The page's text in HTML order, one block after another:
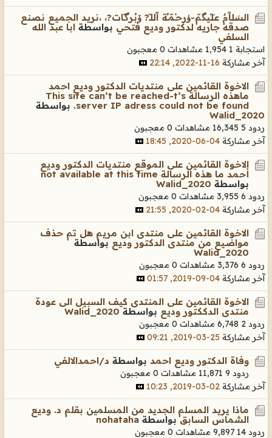
السَلٱمٌ عـَلـْيگمّ-ۈرحـْمّـٌة ٱللـّ? ﯙبُرگـّات?، ،نريد الجميع نصنع
صدقه جاريه لدكتور وديع فتحي بواسطة ابا عبد الله
السلفي
استجابة 1 1,954 مشاهدات
0 معجبون
آخر مشاركة 16-11-2022, 22:14
الاخوة القائمين على منتديات الدكتور وديع احمد
ماهذه الرسالة This site can’t be reached-t’s
server IP adress could not be found. بواسطة
Walid_2020
ردود 5 16,345 مشاهدات
0 معجبون
آخر مشاركة 04-06-2020, 18:45
الاخوة القائمين على الموقع منتديات الدكتور وديع
أحمد ما هذه الرسالة not available at this time
بواسطة Walid_2020
ردود 6 3,955 مشاهدات
0 معجبون
آخر مشاركة 04-02-2020, 21:55
الاخوة القائمين على منتدى ابن مريم هل تم حذف
مواضيع من منتدى الدكتور وديع بواسطة
Walid_2020
ردود 6 3,376 مشاهدات
0 معجبون
آخر مشاركة 04-09-2019, 01:57
الاخوة القائمين على المنتدى كيف السبيل الى عودة
منتدى الدككتور وديع بواسطةWalid_2020
ردود 2 6,748 مشاهدات
0 معجبون
آخر مشاركة 25-03-2019, 09:21
وفاة الدكتور وديع احمد بواسطة د/احمدالالفي
ردود 9 11,871 مشاهدات
0 معجبون
آخر مشاركة 02-03-2019, 10:23
ماذا يريد المسلم الجديد من المسلمين بقلم د. وديع
الشماس السابق بواسطة nohataha
ردود 14 9,897 مشاهدات
0 معجبون